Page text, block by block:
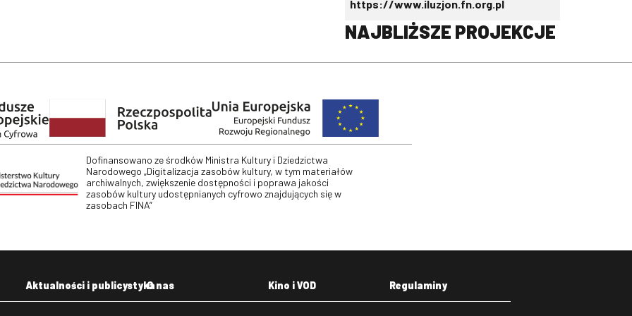
https://www.iluzjon.fn.org.pl
NAJBLIŻSZE PROJEKCJE
Dofinansowano ze środków Ministra Kultury i Dziedzictwa
Narodowego „Digitalizacja zasobów kultury, w tym materiałów
archiwalnych, zwiększenie dostępności i poprawa jakości
zasobów kultury udostępnianych cyfrowo znajdujących się w
zasobach FINA”
Aktualności i publicystykaO nas Kino i VOD Regulaminy